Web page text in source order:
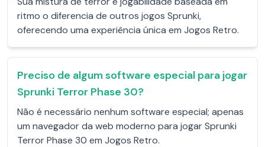
ritmo o diferencia de outros jogos Sprunki,
oferecendo uma experiência única em Jogos Retro.
Preciso de algum software especial para jogar
Sprunki Terror Phase 30?
Não é necessário nenhum software especial; apenas
um navegador da web moderno para jogar Sprunki
Terror Phase 30 em Jogos Retro.